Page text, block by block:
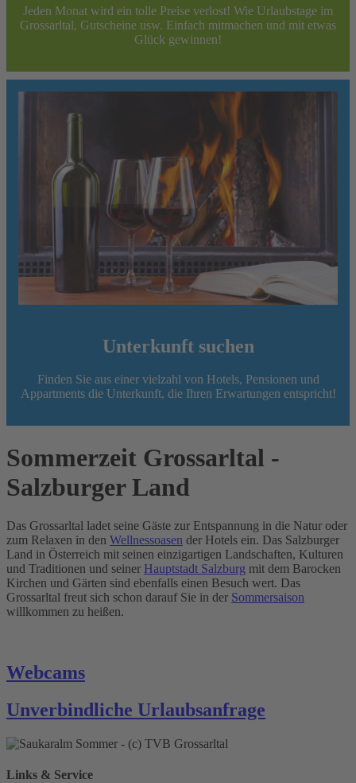
Jeden Monat wird ein tolle Preise verlost! Wie Urlaubstage im
Grossarltal, Gutscheine usw. Einfach mitmachen und mit etwas
Glück gewinnen!
Unterkunft suchen
Finden Sie aus einer vielzahl von Hotels, Pensionen und
Appartments die Unterkunft, die Ihren Erwartungen entspricht!
Sommerzeit Grossarltal -
Salzburger Land
Das Grossarltal ladet seine Gäste zur Entspannung in die Natur oder
zum Relaxen in den Wellnessoasen der Hotels ein. Das Salzburger
Land in Österreich mit seinen einzigartigen Landschaften, Kulturen
und Traditionen und seiner Hauptstadt Salzburg mit dem Barocken
Kirchen und Gärten sind ebenfalls einen Besuch wert. Das
Grossarltal freut sich schon darauf Sie in der Sommersaison
willkommen zu heißen.
Webcams
Unverbindliche Urlaubsanfrage
Links & Service